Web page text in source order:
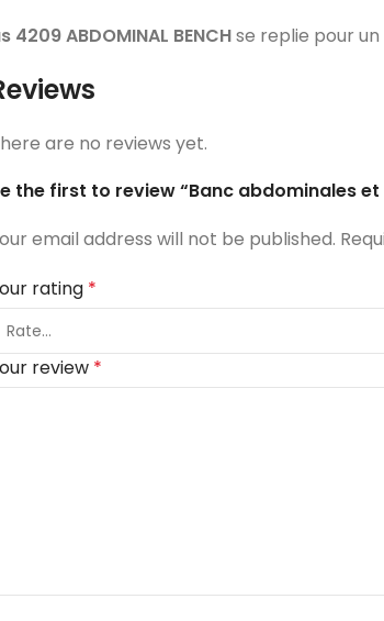
4209ABDOMINAL BENCHse replie pour
are no reviews yet.
the first to review “Banc abdominales
email address will not be published.
rating *
review *